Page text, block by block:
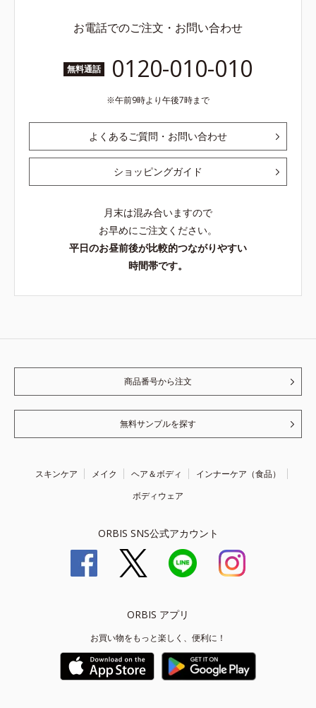
お電話でのご注文・お問い合わせ
無料通話 0120-010-010
午前9時より午後7時まで
よくあるご質問・お問い合わせ
ショッピングガイド
月末は混み合いますので
お早めにご注文ください。
平日のお昼前後が比較的つながりやすい
時間帯です。
商品番号から注文
無料サンプルを探す
スキンケア メイク ヘア＆ボディ
インナーケア（食品）
ボディウェア
ORBIS SNS公式アカウント
ORBIS アプリ
お買い物をもっと楽しく、便利に！